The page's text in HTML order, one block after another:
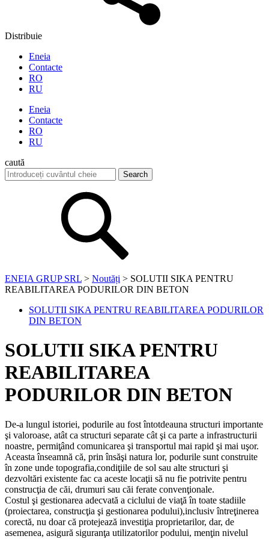
Distribuie
Eneia
Contacte
RO
RU
Eneia
Contacte
RO
RU
caută
ENEIA GRUP SRL > Noutăți > SOLUTII SIKA PENTRU
REABILITAREA PODURILOR DIN BETON
SOLUTII SIKA PENTRU REABILITAREA PODURILOR
DIN BETON
SOLUTII SIKA PENTRU
REABILITAREA
PODURILOR DIN BETON
De-a lungul istoriei, podurile au fost întotdeauna structuri importante
şi valoroase, atât ca structuri separate cât şi ca parte a infrastructurii
noastre, permiţând comunicarea şi transportul mai rapid şi mai uşor.
Aceasta înseamnă că, prin însăşi natura lor, podurile sunt construite
în zone unde topografia,condiţiile de sol sau alte structuri şi
dezvoltări existente fac ca aceste locaţii să nu fie potrivite pentru
construcţia de căi, drumuri sau căi ferate convenţionale.
Costul şi gestionarea adecvată a ciclului de viaţă în toate stadiile
(proiectarea, construcţia şi gestionarea podului),inclusiv întreţinerea
corectă, nu doar că protejează investiţia proprietarilor, dar, de
asemenea, asigură siguranţa utilizatorilor podului, menţin nivelul